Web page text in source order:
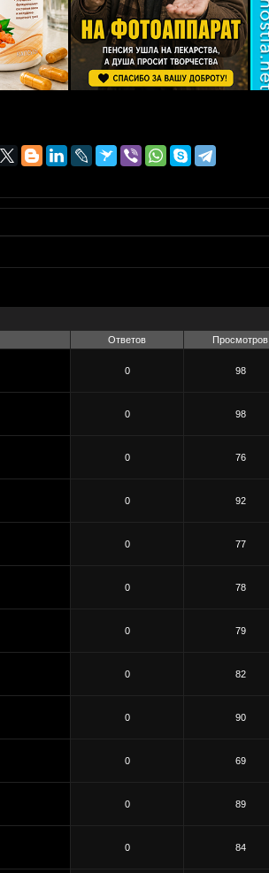
Ответов Просмотров
0
98
0
98
0
76
0
92
0
77
0 78
0
79
0
82
0
90
0 69
0
89
0
84